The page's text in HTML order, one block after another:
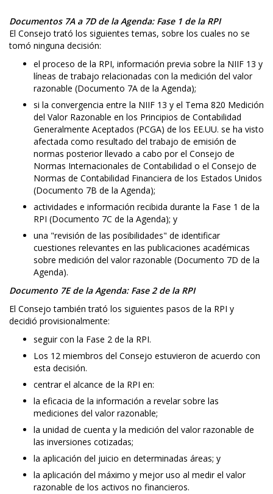
Documentos 7A a 7D de la Agenda: Fase 1 de la RPI
El Consejo trató los siguientes temas, sobre los cuales no se
tomó ninguna decisión:
el proceso de la RPI, información previa sobre la NIIF 13 y
líneas de trabajo relacionadas con la medición del valor
razonable (Documento 7A de la Agenda);
si la convergencia entre la NIIF 13 y el Tema 820 Medición
del Valor Razonable en los Principios de Contabilidad
Generalmente Aceptados (PCGA) de los EE.UU. se ha visto
afectada como resultado del trabajo de emisión de
normas posterior llevado a cabo por el Consejo de
Normas Internacionales de Contabilidad o el Consejo de
Normas de Contabilidad Financiera de los Estados Unidos
(Documento 7B de la Agenda);
actividades e información recibida durante la Fase 1 de la
RPI (Documento 7C de la Agenda); y
una "revisión de las posibilidades" de identificar
cuestiones relevantes en las publicaciones académicas
sobre medición del valor razonable (Documento 7D de la
Agenda).
Documento 7E de la Agenda: Fase 2 de la RPI
El Consejo también trató los siguientes pasos de la RPI y
decidió provisionalmente:
seguir con la Fase 2 de la RPI.
Los 12 miembros del Consejo estuvieron de acuerdo con
esta decisión.
centrar el alcance de la RPI en:
la eficacia de la información a revelar sobre las
mediciones del valor razonable;
la unidad de cuenta y la medición del valor razonable de
las inversiones cotizadas;
la aplicación del juicio en determinadas áreas; y
la aplicación del máximo y mejor uso al medir el valor
razonable de los activos no financieros.